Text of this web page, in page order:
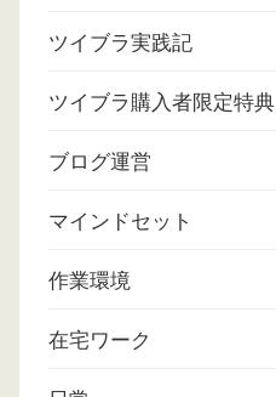
ツイブラ実践記
ツイブラ購入者限定特典
ブログ運営
マインドセット
作業環境
在宅ワーク